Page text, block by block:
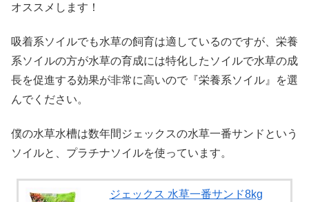
オススメします！
吸着系ソイルでも水草の飼育は適しているのですが、栄養
系ソイルの方が水草の育成には特化したソイルで水草の成
長を促進する効果が非常に高いので『栄養系ソイル』を選
んでください。
僕の水草水槽は数年間 ジェックスの水草一番サンドという
ソイルと、プラチナソイルを使っています。
ジェックス 水草一番サンド8kg